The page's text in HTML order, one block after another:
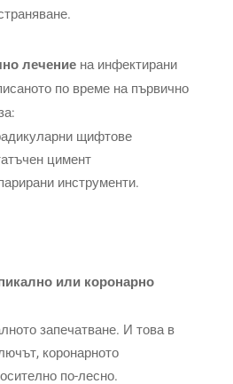
лечениена инфектирани
по време на първично
щифтове
цимент
инструменти.
или коронарно
запечатване. И това в
коронарното
по-лесно.